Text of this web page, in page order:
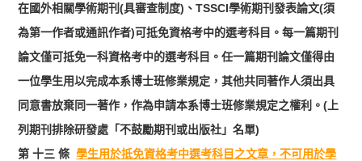
在國外相關學術期刊(具審查制度)、TSSCI學術期刊發表論文(須
為第一作者或通訊作者)可抵免資格考中的選考科目。每一篇期刊
論文僅可抵免一科資格考中的選考科目。任一篇期刊論文僅得由
一位學生用以完成本系博士班修業規定，其他共同著作人須出具
同意書放棄同一著作，作為申請本系博士班修業規定之權利。(上
列期刊排除研發處「不鼓勵期刊或出版社」名單)
第 十三 條學生用於抵免資格考中選考科目之文章，不可用於學